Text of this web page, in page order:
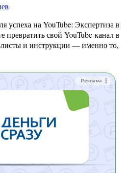
превратить свой YouTube-канал в
и инструкции — именно то,
Реклама